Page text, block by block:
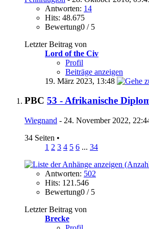
Antworten: 14
Hits: 48.675
Bewertung0 / 5
Letzter Beitrag von
Lord of the Civ
Profil
Beiträge anzeigen
19. März 2023, 13:48
PBC 53 - Afrikanische
Wiegnand - 24. November 2022,
34 Seiten •
1 2 3 4 5 6 ... 34
Antworten: 502
Hits: 121.546
Bewertung0 / 5
Letzter Beitrag von
Brecke